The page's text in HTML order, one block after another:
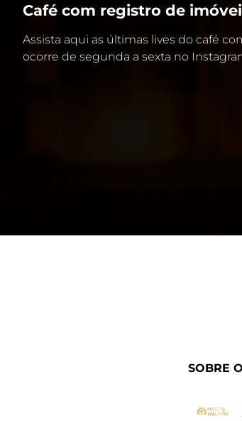
Café com registro de
Assista aqui as últimas lives do café
ocorre de segunda a sexta no
SOBRE